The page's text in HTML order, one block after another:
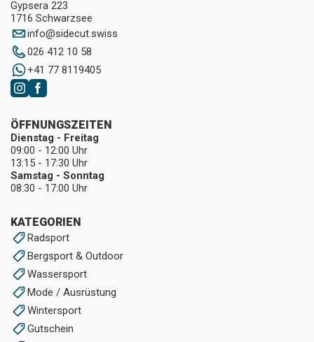
Gypsera 223
1716 Schwarzsee
info@sidecut.swiss
026 412 10 58
+41 77 8119405
KATEGORIEN
Radsport
Bergsport & Outdoor
Wassersport
Mode / Ausrüstung
Wintersport
Gutschein
ÖFFNUNGSZEITEN
Dienstag - Freitag
09:00 - 12:00 Uhr
13:15 - 17:30 Uhr
Samstag - Sonntag
08:30 - 17:00 Uhr